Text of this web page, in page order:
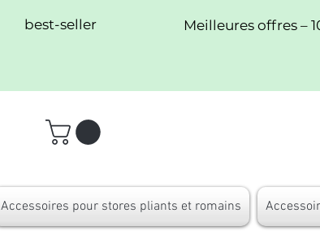
best-seller Meilleures offres –
Accessoires pour stores pliants et romains